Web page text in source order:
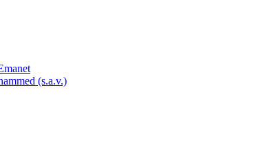
(s.a.v.)